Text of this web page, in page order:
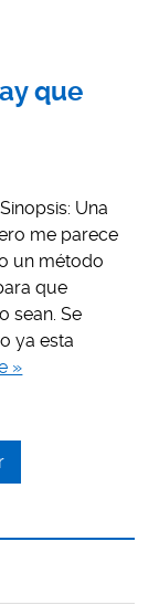
que
Una
me parece
un método
que
sean. Se
ya esta
»